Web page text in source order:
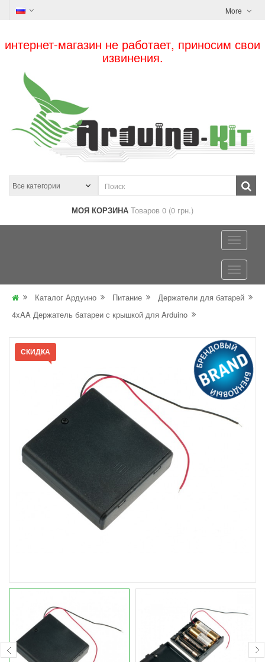
More
интернет-магазин не работает, приносим свои
извинения.
МОЯ КОРЗИНА Товаров 0 (0 грн.)
Каталог Ардуино Питание
Держатели для батарей
4xAA Держатель батареи с крышкой для Arduino
СКИДКА